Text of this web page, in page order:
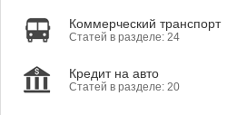
Коммерческий транспорт
Статей в разделе: 24
Кредит на авто
Статей в разделе: 20